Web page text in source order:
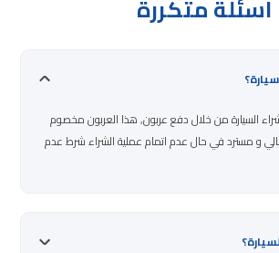
اسئلة متكررة
السيارة من خلال دفع عربون, هذا العربون مخصوم
و مسترد في حال عدم اتمام عملية الشراء شرط عدم